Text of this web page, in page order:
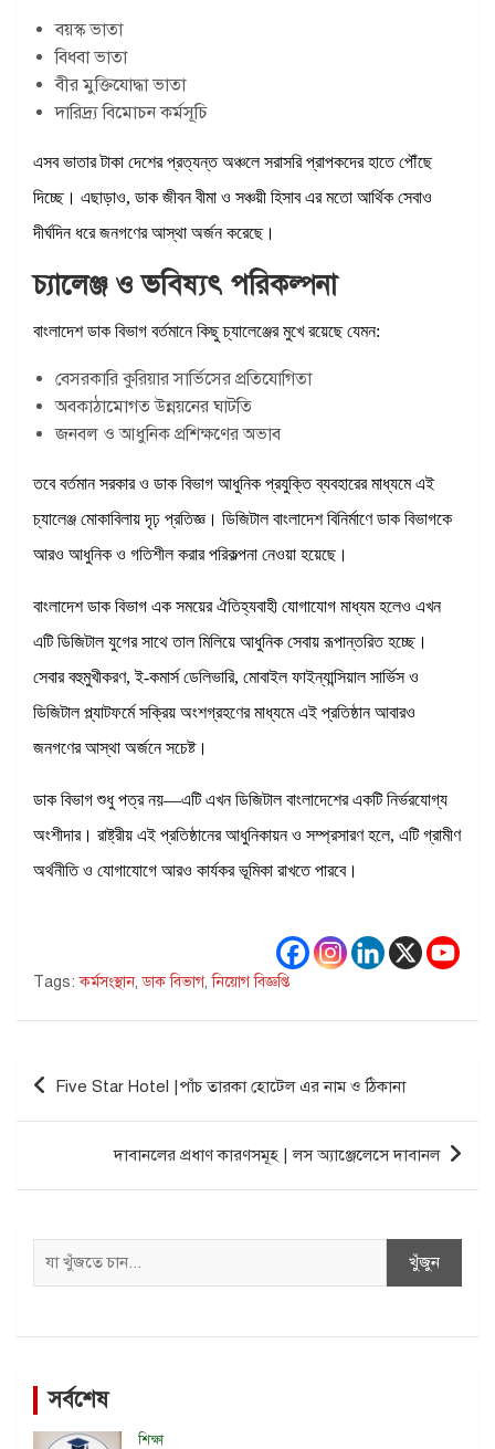
বয়স্ক ভাতা
বিধবা ভাতা
বীর মুক্তিযোদ্ধা ভাতা
দারিদ্র্য বিমোচন কর্মসূচি
এসব ভাতার টাকা দেশের প্রত্যন্ত অঞ্চলে সরাসরি প্রাপকদের হাতে পৌঁছে
দিচ্ছে। এছাড়াও, ডাক জীবন বীমা ও সঞ্চয়ী হিসাব এর মতো আর্থিক সেবাও
দীর্ঘদিন ধরে জনগণের আস্থা অর্জন করেছে।
চ্যালেঞ্জ ও ভবিষ্যৎ পরিকল্পনা
বাংলাদেশ ডাক বিভাগ বর্তমানে কিছু চ্যালেঞ্জের মুখে রয়েছে যেমন:
বেসরকারি কুরিয়ার সার্ভিসের প্রতিযোগিতা
অবকাঠামোগত উন্নয়নের ঘাটতি
জনবল ও আধুনিক প্রশিক্ষণের অভাব
তবে বর্তমান সরকার ও ডাক বিভাগ আধুনিক প্রযুক্তি ব্যবহারের মাধ্যমে এই
চ্যালেঞ্জ মোকাবিলায় দৃঢ় প্রতিজ্ঞ। ডিজিটাল বাংলাদেশ বিনির্মাণে ডাক বিভাগকে
আরও আধুনিক ও গতিশীল করার পরিকল্পনা নেওয়া হয়েছে।
বাংলাদেশ ডাক বিভাগ এক সময়ের ঐতিহ্যবাহী যোগাযোগ মাধ্যম হলেও এখন
এটি ডিজিটাল যুগের সাথে তাল মিলিয়ে আধুনিক সেবায় রূপান্তরিত হচ্ছে।
সেবার বহুমুখীকরণ, ই-কমার্স ডেলিভারি, মোবাইল ফাইন্যান্সিয়াল সার্ভিস ও
ডিজিটাল প্ল্যাটফর্মে সক্রিয় অংশগ্রহণের মাধ্যমে এই প্রতিষ্ঠান আবারও
জনগণের আস্থা অর্জনে সচেষ্ট।
ডাক বিভাগ শুধু পত্র নয়—এটি এখন ডিজিটাল বাংলাদেশের একটি নির্ভরযোগ্য
অংশীদার। রাষ্ট্রীয় এই প্রতিষ্ঠানের আধুনিকায়ন ও সম্প্রসারণ হলে, এটি গ্রামীণ
অর্থনীতি ও যোগাযোগে আরও কার্যকর ভূমিকা রাখতে পারবে।
Tags: কর্মসংস্থান,ডাক বিভাগ,নিয়োগ বিজ্ঞপ্তি
Post
navigation
Five Star Hotel |পাঁচ তারকা হোটেল এর নাম ও ঠিকানা
দাবানলের প্রধাণ কারণসমূহ | লস অ্যাঞ্জেলেসে দাবানল
Search
খুঁজুন
সর্বশেষ
শিক্ষা